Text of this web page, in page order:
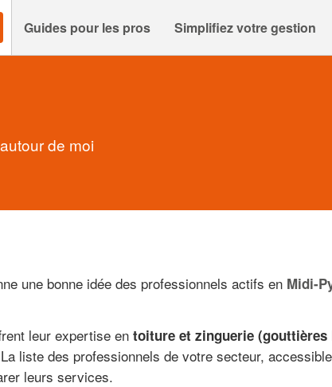
Guides pour les pros Simplifiez votre gestion
de moi
une bonne idée des professionnels actifs en Midi-
leur expertise en toiture et zinguerie (gouttières
liste des professionnels de votre secteur,
leurs services.